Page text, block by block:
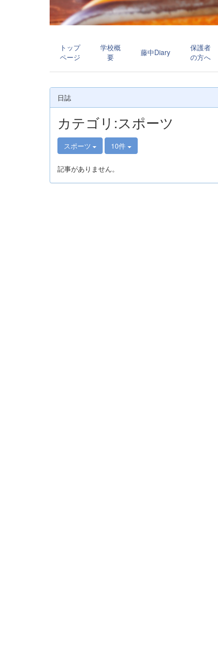
トップ
ページ
学校概
要
藤中Diary
保護者
の方へ
日誌
カテゴリ:スポーツ
スポーツ 10件
記事がありません。